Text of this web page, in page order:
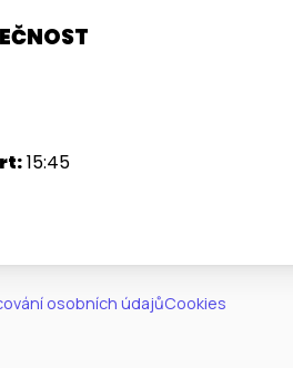
15:45
osobních údajůCookies